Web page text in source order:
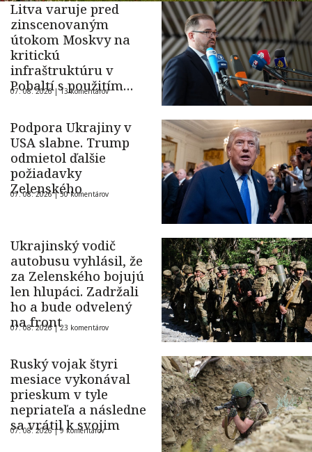
Litva varuje pred
zinscenovaným
útokom Moskvy na
kritickú
infraštruktúru v
Pobaltí s použitím
ukrajinského dronu
07. 08. 2026 |13 komentárov
Podpora Ukrajiny v
USA slabne. Trump
odmietol ďalšie
požiadavky
Zelenského
07. 08. 2026 |50 komentárov
Ukrajinský vodič
autobusu vyhlásil, že
za Zelenského bojujú
len hlupáci. Zadržali
ho a bude odvelený
na front
07. 08. 2026 |23 komentárov
Ruský vojak štyri
mesiace vykonával
prieskum v tyle
nepriateľa a následne
sa vrátil k svojim
07. 08. 2026 |9 komentárov